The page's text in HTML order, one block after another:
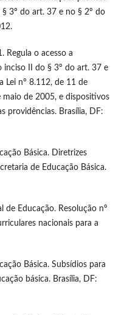
3º do art. 37 e no § 2º do
Regula o acesso a
inciso II do § 3º do art. 37 e
Lei nº 8.112, de 11 de
maio de 2005, e dispositivos
providências. Brasília, DF:
Básica. Diretrizes
de Educação Básica.
de Educação. Resolução nº
nacionais para a
Básica. Subsídios para
básica. Brasília, DF: